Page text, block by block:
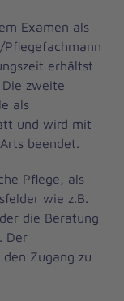
Examen als
erhältst
zweite
als
und wird mit
beendet.
Pflege, als
wie z.B.
die Beratung
Der
Zugang zu